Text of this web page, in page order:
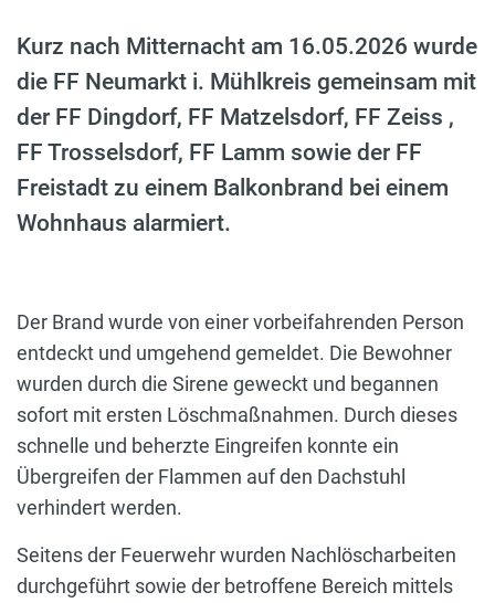
Kurz nach Mitternacht am 16.05.2026 wurde
die FF Neumarkt i. Mühlkreis gemeinsam mit
der FF Dingdorf, FF Matzelsdorf, FF Zeiss ,
FF Trosselsdorf, FF Lamm sowie der FF
Freistadt zu einem Balkonbrand bei einem
Wohnhaus alarmiert.
Der Brand wurde von einer vorbeifahrenden Person
entdeckt und umgehend gemeldet. Die Bewohner
wurden durch die Sirene geweckt und begannen
sofort mit ersten Löschmaßnahmen. Durch dieses
schnelle und beherzte Eingreifen konnte ein
Übergreifen der Flammen auf den Dachstuhl
verhindert werden.
Seitens der Feuerwehr wurden Nachlöscharbeiten
durchgeführt sowie der betroffene Bereich mittels